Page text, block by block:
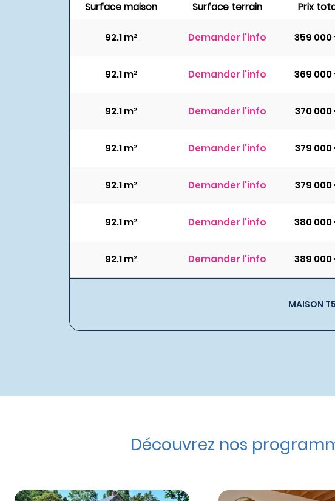
Surface maison Surface terrain Prix
92.1 m² Demander l'info 359 000
92.1 m² Demander l'info 369 000
92.1 m² Demander l'info 370 000
92.1 m² Demander l'info 379 000
92.1 m² Demander l'info 379 000
92.1 m² Demander l'info 380 000
92.1 m² Demander l'info 389 000
MAISON T5
Découvrez nos